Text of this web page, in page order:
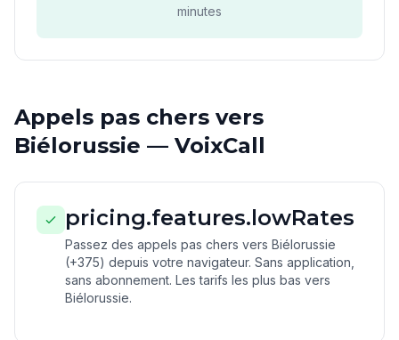
minutes
Appels pas chers vers
Biélorussie — VoixCall
pricing.features.lowRates
Passez des appels pas chers vers Biélorussie
(+375) depuis votre navigateur. Sans application,
sans abonnement. Les tarifs les plus bas vers
Biélorussie.